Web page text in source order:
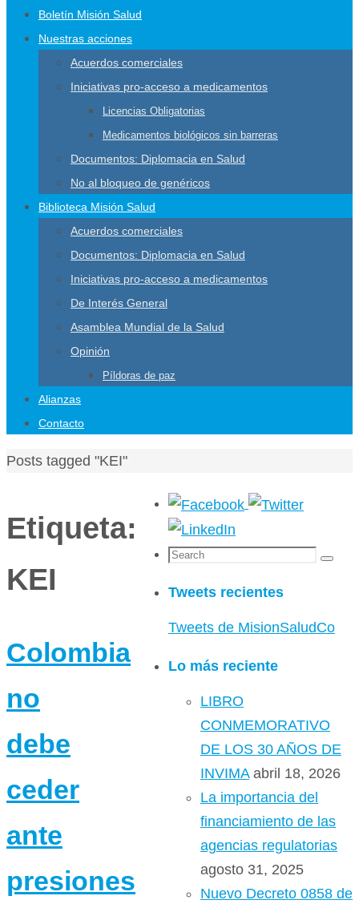
Boletín Misión Salud
Nuestras acciones
Acuerdos comerciales
Iniciativas pro-acceso a medicamentos
Licencias Obligatorias
Medicamentos biológicos sin barreras
Documentos: Diplomacia en Salud
No al bloqueo de genéricos
Biblioteca Misión Salud
Acuerdos comerciales
Documentos: Diplomacia en Salud
Iniciativas pro-acceso a medicamentos
De Interés General
Asamblea Mundial de la Salud
Opinión
Píldoras de paz
Alianzas
Contacto
Home
Posts tagged "KEI"
Etiqueta:
KEI
Colombia
no
debe
ceder
ante
presiones
Search
Search
Tweets recientes
Tweets de MisionSaludCo
Lo más reciente
LIBRO
CONMEMORATIVO
DE LOS 30 AÑOS DE
INVIMA abril 18, 2026
La importancia del
financiamiento de las
agencias regulatorias
agosto 31, 2025
Nuevo Decreto 0858 de